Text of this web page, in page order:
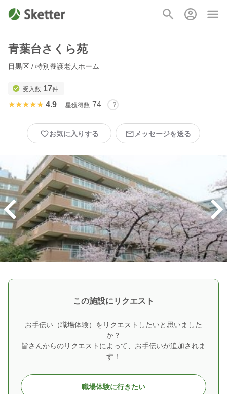
青葉台さくら苑
目黒区 / 特別養護老人ホーム
受入数 17件
★★★★★
★★★★★ 4.9 星獲得数 74
お気に入りする メッセージを送る
この施設にリクエスト
お手伝い（職場体験）をリクエストしたいと思いました
か？
皆さんからのリクエストによって、お手伝いが追加されま
す！
職場体験に行きたい